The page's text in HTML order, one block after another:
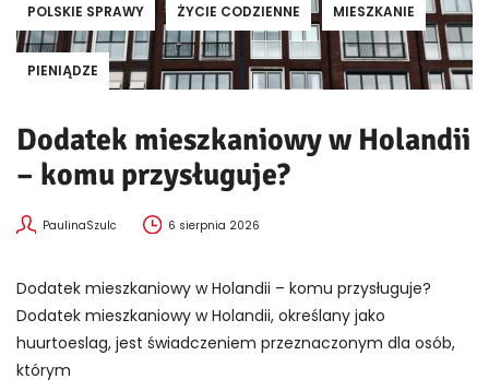
POLSKIE SPRAWY ŻYCIE CODZIENNE MIESZKANIE
PIENIĄDZE
Dodatek mieszkaniowy w Holandii
– komu przysługuje?
PaulinaSzulc 6 sierpnia 2026
Dodatek mieszkaniowy w Holandii – komu przysługuje?
Dodatek mieszkaniowy w Holandii, określany jako
huurtoeslag, jest świadczeniem przeznaczonym dla osób,
którym